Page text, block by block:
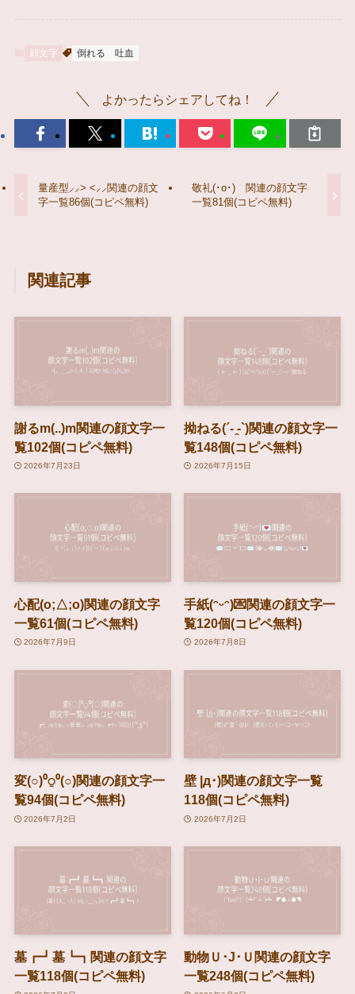
顔文字 倒れる 吐血
よかったらシェアしてね！
量産型⸝⸝> <⸝⸝関連の顔文
字一覧86個(コピペ無料)
敬礼(･o･)ゞ関連の顔文字
一覧81個(コピペ無料)
関連記事
謝るm(..)m関連の顔文字一
覧102個(コピペ無料)
2026年7月23日
拗ねる(´- ̯-`)関連の顔文字一
覧148個(コピペ無料)
2026年7月15日
心配(o;△;o)関連の顔文字
一覧61個(コピペ無料)
2026年7月9日
手紙(ᵔᵕᵔ)💌関連の顔文字一
覧120個(コピペ無料)
2026年7月8日
変(○)⁰⍜⁰(○)関連の顔文字一
覧94個(コピペ無料)
2026年7月2日
壁 |д･)関連の顔文字一覧
118個(コピペ無料)
2026年7月2日
墓┏┛墓┗┓関連の顔文字
一覧118個(コピペ無料)
動物Ｕ･J･Ｕ関連の顔文字
一覧248個(コピペ無料)